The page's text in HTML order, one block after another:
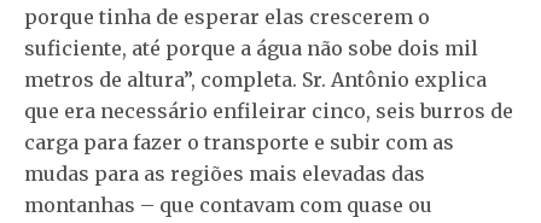
porque tinha de esperar elas crescerem o
suficiente, até porque a água não sobe dois mil
metros de altura”, completa. Sr. Antônio explica
que era necessário enfileirar cinco, seis burros de
carga para fazer o transporte e subir com as
mudas para as regiões mais elevadas das
montanhas – que contavam com quase ou